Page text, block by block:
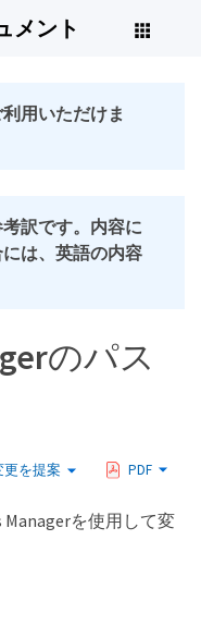
メント
用いただけま
訳です。内容に
は、英語の内容
のパス
更を提案 PDF
を使用して変